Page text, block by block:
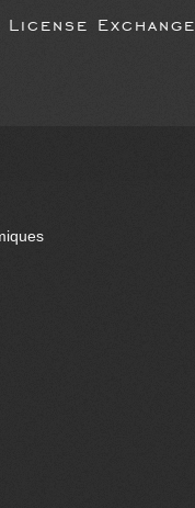
License Exchange